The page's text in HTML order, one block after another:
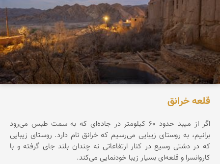
قلعه خرانق
اگر از میبد حدود ۶۰ کیلومتر در جاده‌ای که به سمت طبس می‌رود
برانیم، به روستای زیبایی می‌رسیم که خرانق نام دارد. روستای زیبایی
که در دشتی وسیع در کنار ارتفاعاتی نه چندان بلند جای گرفته و با
کاروانسرا و قلعه‌ای بسیار زیبا خودنمایی می‌کند.